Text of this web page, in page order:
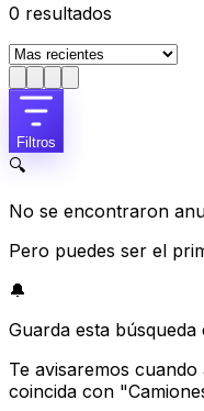
0 resultados
Filtros
🔍
No se encontraron
Pero puedes ser el
🔔
Guarda esta búsqueda
Te avisaremos
coincida con